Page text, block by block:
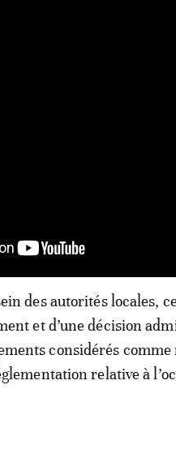
des autorités locales,
et d’une décision
considérés
relative à